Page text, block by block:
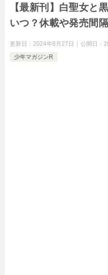
【最新刊】白聖女と
いつ？休載や発売間
更新日： 2024年8月27日 公開日：
少年マガジンR